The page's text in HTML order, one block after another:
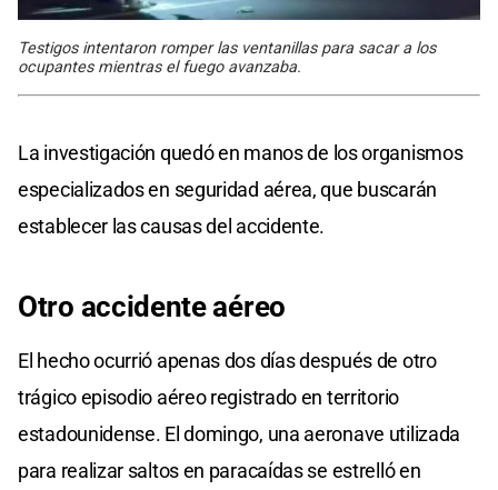
Testigos intentaron romper las ventanillas para sacar a los
ocupantes mientras el fuego avanzaba.
La investigación quedó en manos de los organismos
especializados en seguridad aérea, que buscarán
establecer las causas del accidente.
Otro accidente aéreo
El hecho ocurrió apenas dos días después de otro
trágico episodio aéreo registrado en territorio
estadounidense. El domingo, una aeronave utilizada
para realizar saltos en paracaídas se estrelló en